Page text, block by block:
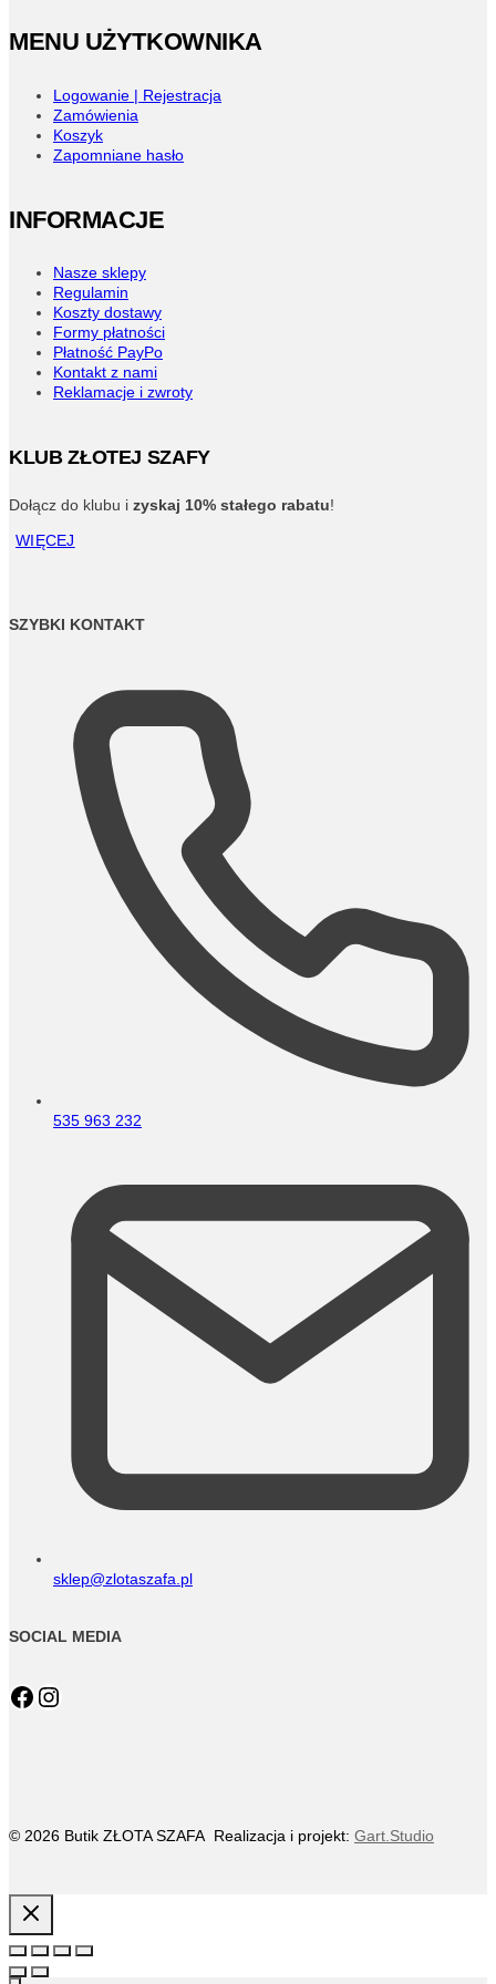
produktu
MENU UŻYTKOWNIKA
Logowanie | Rejestracja
Zamówienia
Koszyk
Zapomniane hasło
INFORMACJE
Nasze sklepy
Regulamin
Koszty dostawy
Formy płatności
Płatność PayPo
Kontakt z nami
Reklamacje i zwroty
KLUB ZŁOTEJ SZAFY
Dołącz do klubu i zyskaj 10% stałego rabatu!
WIĘCEJ
SZYBKI KONTAKT
535 963 232
sklep@zlotaszafa.pl
SOCIAL MEDIA
Facebook
Instagram
© 2026 Butik ZŁOTA SZAFA Realizacja i projekt: Gart.Studio